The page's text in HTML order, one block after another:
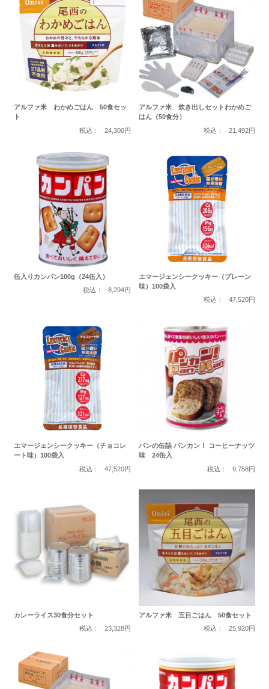
アルファ米 わかめごはん 50食セッ
ト
税込：
24,300円
アルファ米 炊き出しセットわかめご
はん（50食分）
税込：
21,492円
缶入りカンパン100g（24缶入）
税込：
8,294円
エマージェンシークッキー（プレーン
味）100袋入
税込：
47,520円
エマージェンシークッキー（チョコレ
ート味）100袋入
税込：
47,520円
パンの缶詰 パンカン！ コーヒーナッツ
味 24缶入
税込：
9,758円
カレーライス30食分セット
税込：
23,328円
アルファ米 五目ごはん 50食セット
税込：
25,920円